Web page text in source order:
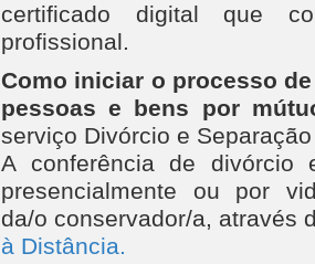
certificado digital que
profissional.
Como iniciar o processo
pessoas e bens por
serviço Divórcio e
A conferência de divórcio
presencialmente ou por
da/o conservador/a, através
à Distância.